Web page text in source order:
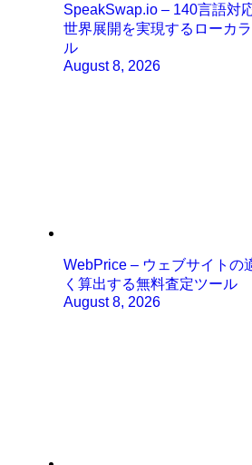
SpeakSwap.io – 140言語対
世界展開を実現するローカ
ル
August 8, 2026
WebPrice – ウェブサイトの
く算出する無料査定ツール
August 8, 2026